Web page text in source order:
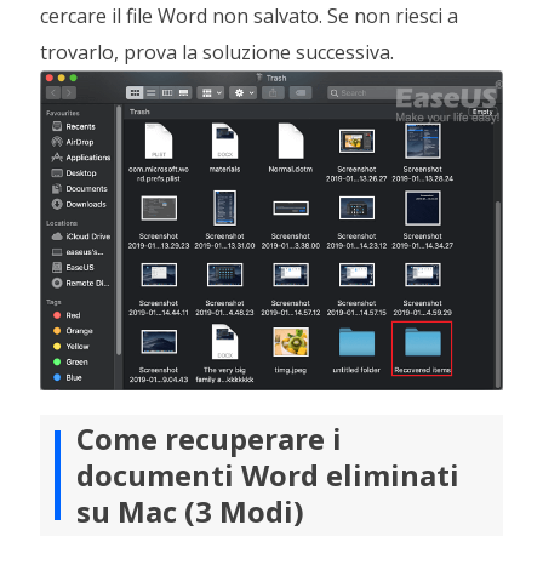
cercare il file Word non salvato. Se non riesci a
trovarlo, prova la soluzione successiva.
Come recuperare i
documenti Word eliminati
su Mac (3 Modi)